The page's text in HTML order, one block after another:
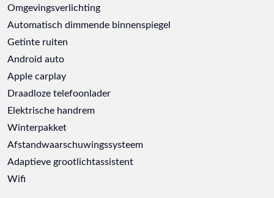
Omgevingsverlichting
Automatisch dimmende binnenspiegel
Getinte ruiten
Android auto
Apple carplay
Draadloze telefoonlader
Elektrische handrem
Winterpakket
Afstandwaarschuwingssysteem
Adaptieve grootlichtassistent
Wifi